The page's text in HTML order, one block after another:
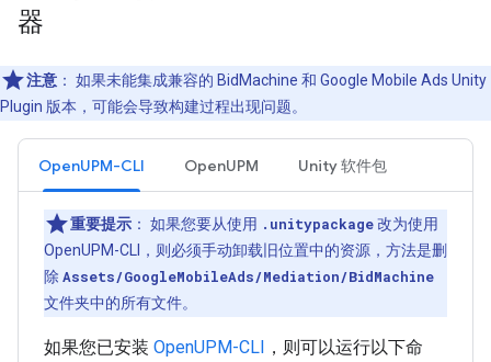
器
注意 ： 如果未能集成兼容的 BidMachine 和 Google Mobile Ads Unity
Plugin 版本，可能会导致构建过程出现问题。
OpenUPM-CLI OpenUPM Unity 软件包
重要提示 ： 如果您要从使用 .unitypackage改为使用
OpenUPM-CLI，则必须手动卸载旧位置中的资源，方法是删
除 Assets/GoogleMobileAds/Mediation/BidMachine
文件夹中的所有文件。
如果您已安装 OpenUPM-CLI
，则可以运行以下命